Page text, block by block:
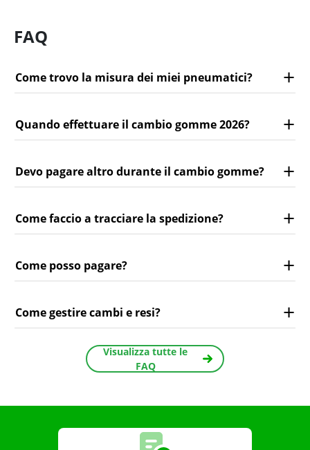
FAQ
Come trovo la misura dei miei pneumatici?
Quando effettuare il cambio gomme 2026?
Devo pagare altro durante il cambio gomme?
Come faccio a tracciare la spedizione?
Come posso pagare?
Come gestire cambi e resi?
Visualizza tutte le
FAQ